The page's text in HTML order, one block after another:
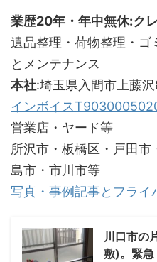
業歴20年・年中無休:ク
遺品整理・荷物整理・ゴ
とメンテナンス
本社:埼玉県入間市上藤沢
インボイス
営業店・ヤード等
所沢市・板橋区・戸田
島市・市川市等
写真・事例記事とフライ
川口市の
敷)。緊急